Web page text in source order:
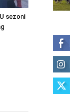
sezoni